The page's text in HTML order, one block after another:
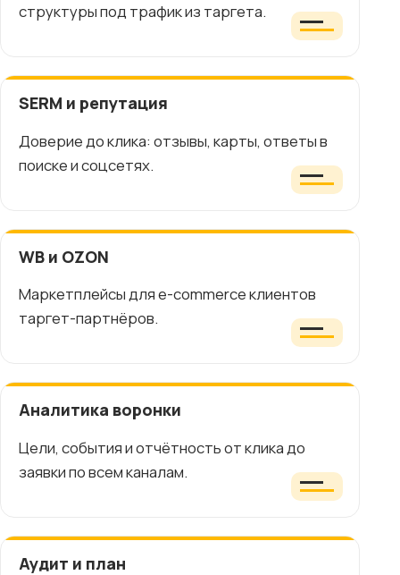
структуры под трафик из таргета.
SERM и репутация
Доверие до клика: отзывы, карты, ответы в
поиске и соцсетях.
WB и OZON
Маркетплейсы для e-commerce клиентов
таргет-партнёров.
Аналитика воронки
Цели, события и отчётность от клика до
заявки по всем каналам.
Аудит и план